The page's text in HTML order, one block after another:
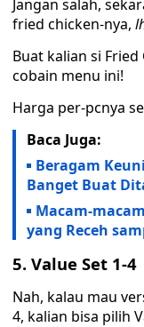
Jangan salah,
fried chicken-nya,
Buat kalian si
cobain menu ini!
Harga per-pcnya
Baca Juga:
Beragam
Banget Buat
Macam-
yang Receh
5. Value Set 1-4
Nah, kalau mau
4, kalian bisa pilih